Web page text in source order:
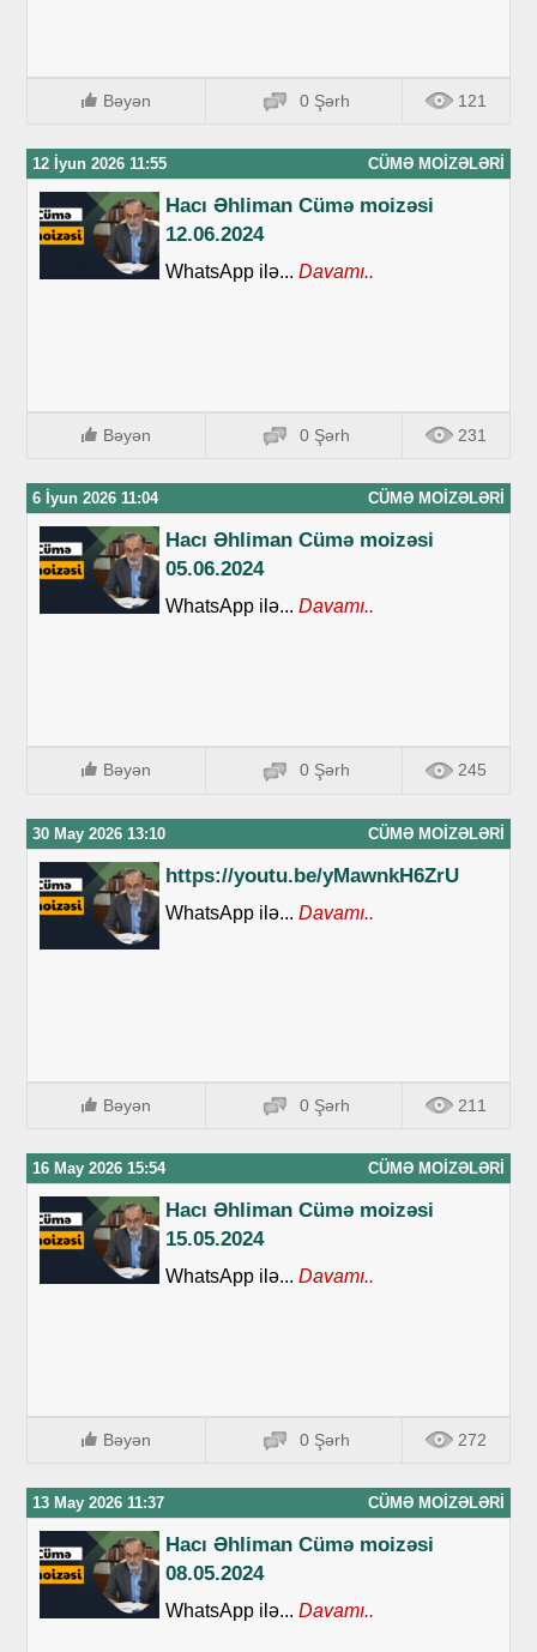
Bəyən 0 Şərh 121
12 İyun 2026 11:55 CÜMƏ MOIZƏLƏRI
Hacı Əhliman Cümə moizəsi
12.06.2024
WhatsApp ilə... Davamı..
Bəyən 0 Şərh 231
6 İyun 2026 11:04 CÜMƏ MOIZƏLƏRI
Hacı Əhliman Cümə moizəsi
05.06.2024
WhatsApp ilə... Davamı..
Bəyən 0 Şərh 245
30 May 2026 13:10 CÜMƏ MOIZƏLƏRI
https://youtu.be/yMawnkH6ZrU
WhatsApp ilə... Davamı..
Bəyən 0 Şərh 211
16 May 2026 15:54 CÜMƏ MOIZƏLƏRI
Hacı Əhliman Cümə moizəsi
15.05.2024
WhatsApp ilə... Davamı..
Bəyən 0 Şərh 272
13 May 2026 11:37 CÜMƏ MOIZƏLƏRI
Hacı Əhliman Cümə moizəsi
08.05.2024
WhatsApp ilə... Davamı..